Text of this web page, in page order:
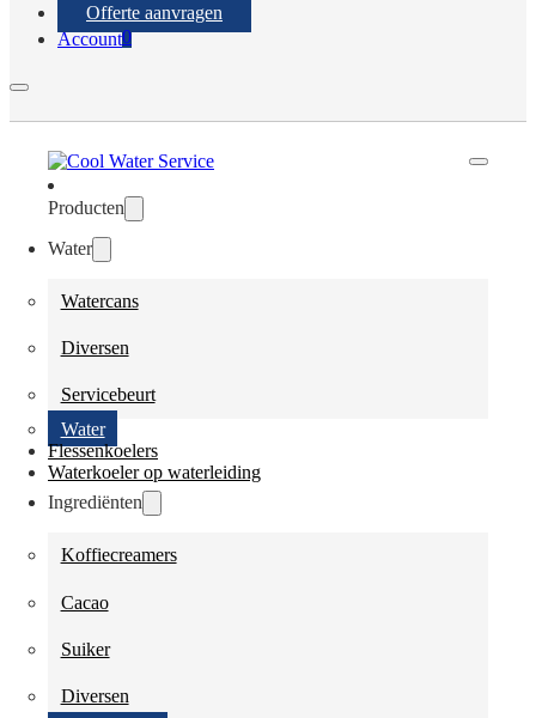
Offerte aanvragen
Account0
Producten
Water
Watercans
Diversen
Servicebeurt
Water
Flessenkoelers
Waterkoeler op waterleiding
Ingrediënten
Koffiecreamers
Cacao
Suiker
Diversen